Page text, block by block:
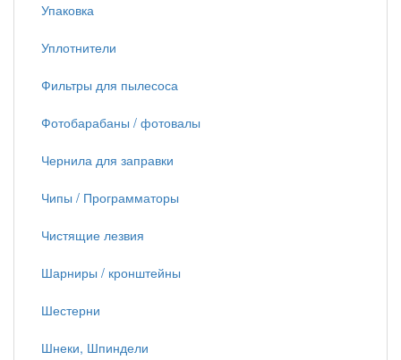
Упаковка
Уплотнители
Фильтры для пылесоса
Фотобарабаны / фотовалы
Чернила для заправки
Чипы / Программаторы
Чистящие лезвия
Шарниры / кронштейны
Шестерни
Шнеки, Шпиндели